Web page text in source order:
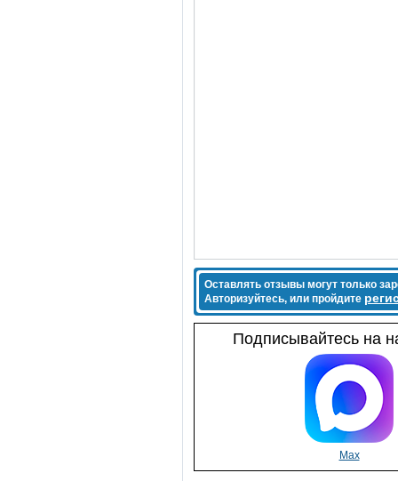
Оставлять отзывы могут только
Авторизуйтесь, или пройдите
Подписывайтесь на
Max